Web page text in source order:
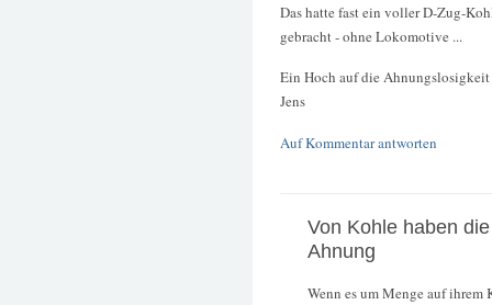
Das hatte fast ein voller D-Zug-
gebracht - ohne Lokomotive ...
Ein Hoch auf die Ahnungslosigkeit
Jens
Auf Kommentar antworten
Von Kohle haben
Ahnung
Wenn es um Menge auf